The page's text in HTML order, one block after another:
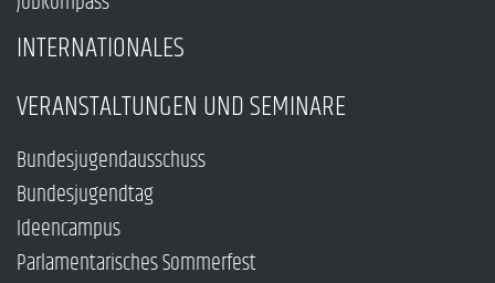
INTERNATIONALES
VERANSTALTUNGEN UND SEMINARE
Bundesjugendausschuss
Bundesjugendtag
Ideencampus
Parlamentarisches Sommerfest